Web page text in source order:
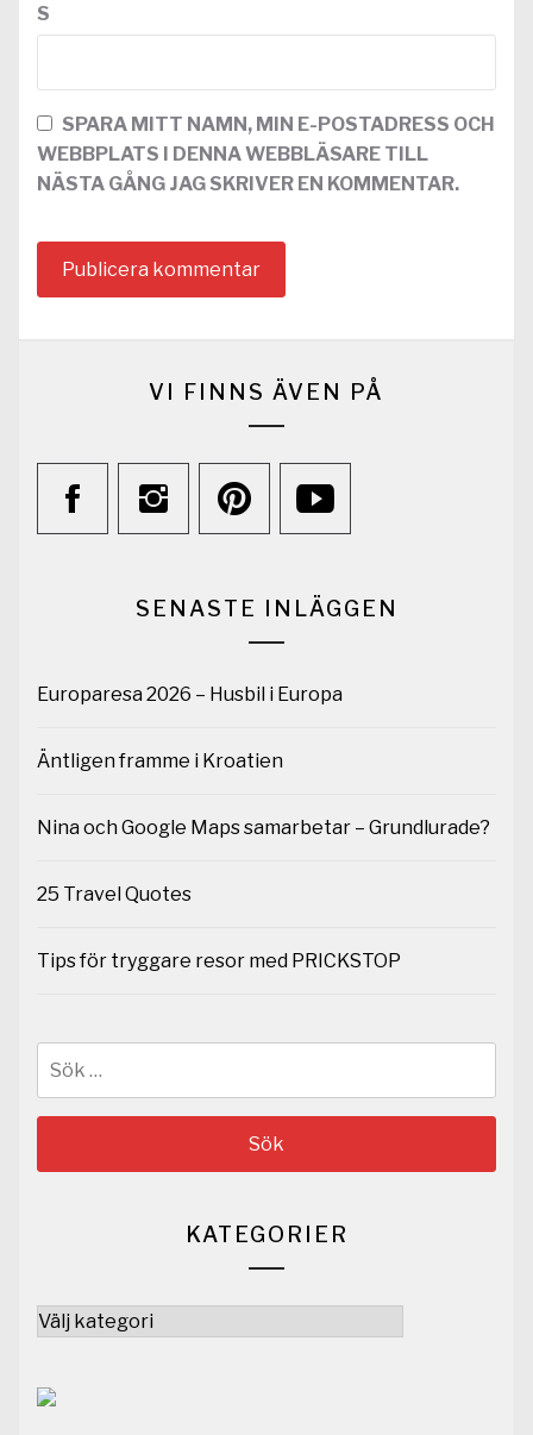
S
SPARA MITT NAMN, MIN E-POSTADRESS OCH
WEBBPLATS I DENNA WEBBLÄSARE TILL
NÄSTA GÅNG JAG SKRIVER EN KOMMENTAR.
VI FINNS ÄVEN PÅ
SENASTE INLÄGGEN
Europaresa 2026 – Husbil i Europa
Äntligen framme i Kroatien
Nina och Google Maps samarbetar – Grundlurade?
25 Travel Quotes
Tips för tryggare resor med PRICKSTOP
KATEGORIER
Kategorier